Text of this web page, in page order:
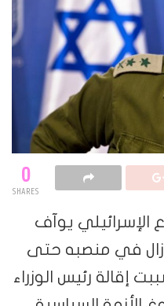
0
SHARES
الإسرائيلي يوآف
زال في منصبه حتى
إقالة رئيس الوزراء